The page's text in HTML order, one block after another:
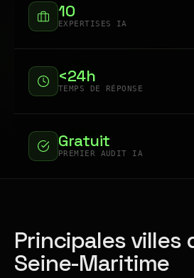
10
EXPERTISES IA
<24h
TEMPS DE RÉPONSE
Gratuit
PREMIER AUDIT IA
Principales villes
Seine-Maritime